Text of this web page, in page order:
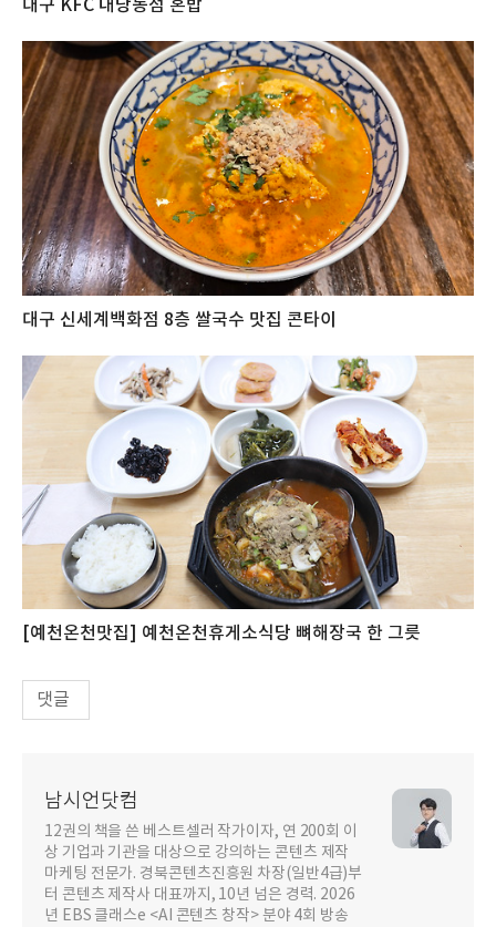
대구 KFC 내당동점 혼밥
대구 신세계백화점 8층 쌀국수 맛집 콘타이
[예천온천맛집] 예천온천휴게소식당 뼈해장국 한 그릇
댓글
남시언닷컴
12권의 책을 쓴 베스트셀러 작가이자, 연 200회 이
상 기업과 기관을 대상으로 강의하는 콘텐츠 제작
마케팅 전문가. 경북콘텐츠진흥원 차장(일반4급)부
터 콘텐츠 제작사 대표까지, 10년 넘은 경력. 2026
년 EBS 클래스e <AI 콘텐츠 창작> 분야 4회 방송